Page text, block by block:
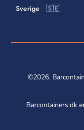
Sverige 🇸🇪
©2026.
Barcontainers.dk